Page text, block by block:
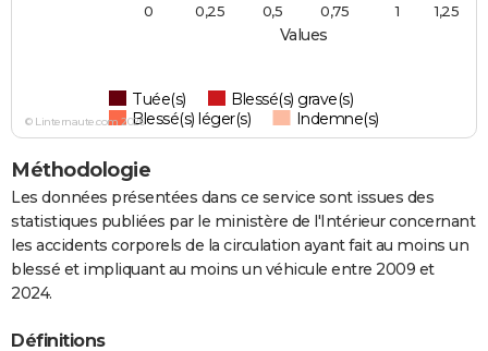
Values
Tuée(s)
Blessé(s) grave(s)
Blessé(s) léger(s)
Indemne(s)
0 1
0,25 0,5 0,75 1,25
© Linternaute.com 2026
Méthodologie
Les données présentées dans ce service sont issues des
statistiques publiées par le ministère de l'Intérieur concernant
les accidents corporels de la circulation ayant fait au moins un
blessé et impliquant au moins un véhicule entre 2009 et
2024.
Définitions